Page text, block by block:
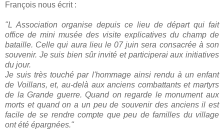
François nous écrit :
"L Association organise depuis ce lieu de départ qui fait
office de mini musée des visite explicatives du champ de
bataille. Celle qui aura lieu le 07 juin sera consacrée à son
souvenir. Je suis bien sûr invité et participerai aux initiatives
du jour.
Je suis très touché par l'hommage ainsi rendu à un enfant
de Voillans, et, au-delà aux anciens combattants et martyrs
de la Grande guerre. Quand on regarde le monument aux
morts et quand on a un peu de souvenir des anciens il est
facile de se rendre compte que peu de familles du village
ont été épargnées."